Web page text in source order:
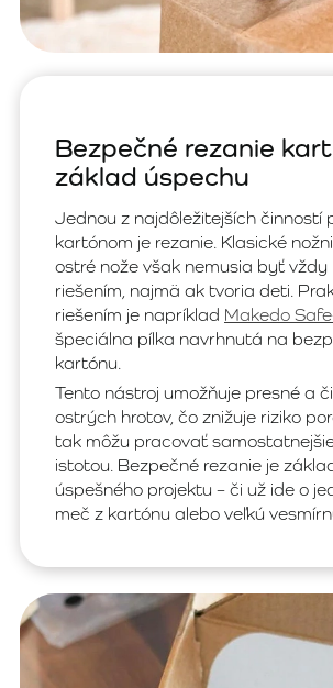
Bezpečné rezanie
základ úspechu
Jednou z najdôležitejších činností
kartónom je rezanie. Klasické
ostré nože však nemusia byť vždy
riešením, najmä ak tvoria deti.
riešením je napríklad Makedo
špeciálna pílka navrhnutá na
kartónu.
Tento nástroj umožňuje presné a
ostrých hrotov, čo znižuje riziko
tak môžu pracovať
istotou. Bezpečné rezanie je
úspešného projektu – či už ide o
meč z kartónu alebo veľkú